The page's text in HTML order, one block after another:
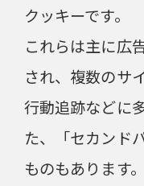
クッキーです。
これらは主に広
され、複数のサ
行動追跡などに
た、「セカンド
ものもあります。